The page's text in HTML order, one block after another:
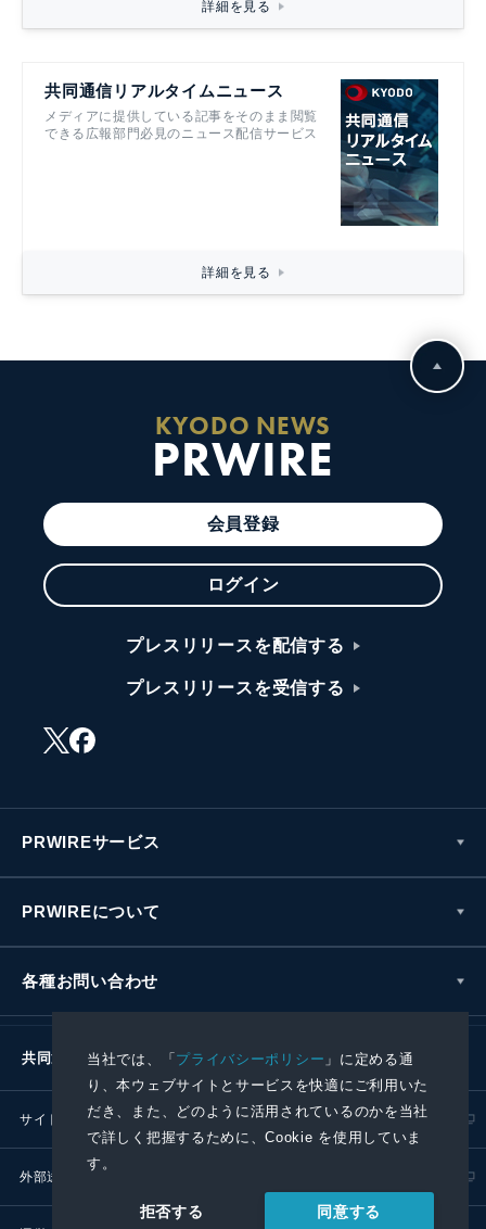
当社では、「プライバシーポリシー 」に定める通
り、本ウェブサイトとサービスを快適にご利用いた
だき、また、どのように活用されているのかを当社
で詳しく把握するために、Cookie を使用していま
す。
拒否する 同意する
詳細を見る
共同通信リアルタイムニュース
メディアに提供している記事をそのまま閲覧
できる広報部門必見のニュース配信サービス
詳細を見る
KYODO NEWS
PRWIRE
会員登録
ログイン
プレスリリースを配信する
プレスリリースを受信する
PRWIREサービス
PRWIREについて
各種お問い合わせ
共同通信社グループ
サイトポリシー プライバシーポリシー
外部送信ポリシー